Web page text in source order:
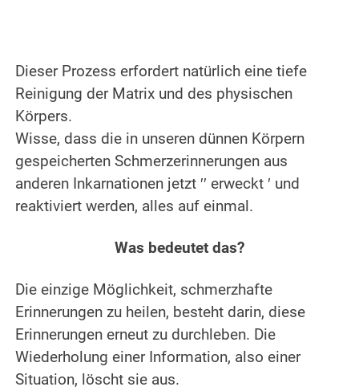
Dieser Prozess erfordert natürlich eine tiefe
Reinigung der Matrix und des physischen
Körpers.
Wisse, dass die in unseren dünnen Körpern
gespeicherten Schmerzerinnerungen aus
anderen Inkarnationen jetzt ′′ erweckt ′ und
reaktiviert werden, alles auf einmal.
Was bedeutet das?
Die einzige Möglichkeit, schmerzhafte
Erinnerungen zu heilen, besteht darin, diese
Erinnerungen erneut zu durchleben. Die
Wiederholung einer Information, also einer
Situation, löscht sie aus.